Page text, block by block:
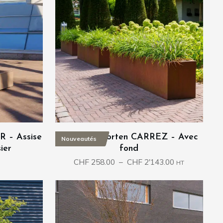
– Assise
Nouveautés
Bac acier corten CARREZ – Avec
fond
CHF 258.00 – CHF 2'143.00 Plage
prix :
CHF 258.00
CHF 2'143.00
HT